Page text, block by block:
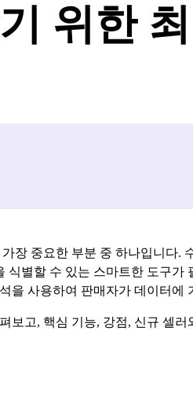
위한
장 중요한 부분 중 하나입니다.
별할 수 있는 스마트한 도구가
을 사용하여 판매자가 데이터에
보고, 핵심 기능, 강점, 신규 셀